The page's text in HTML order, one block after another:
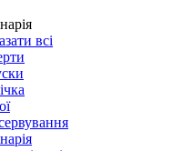
всі